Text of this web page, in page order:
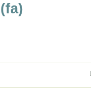
(fa)